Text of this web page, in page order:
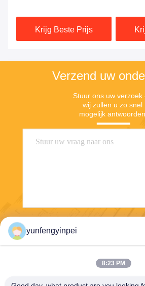
Krijg Beste Prijs
Verzend uw
Stuur ons uw verzoek
wij zullen u zo snel
mogelijk antwoorden.
yunfengyinpei
8:23 PM